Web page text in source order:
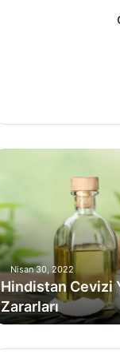
Nisan 30, 2022
Hindistan Cevizi
Zararları